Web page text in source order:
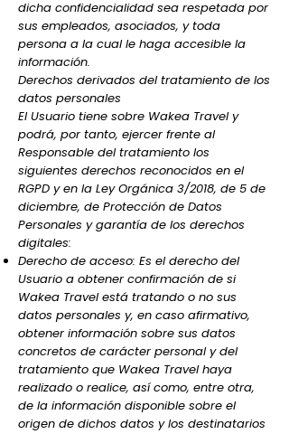
dicha confidencialidad sea respetada por
sus empleados, asociados, y toda
persona a la cual le haga accesible la
información.
Derechos derivados del tratamiento de los
datos personales
El Usuario tiene sobre Wakea Travel y
podrá, por tanto, ejercer frente al
Responsable del tratamiento los
siguientes derechos reconocidos en el
RGPD y en la Ley Orgánica 3/2018, de 5 de
diciembre, de Protección de Datos
Personales y garantía de los derechos
digitales:
Derecho de acceso: Es el derecho del
Usuario a obtener confirmación de si
Wakea Travel está tratando o no sus
datos personales y, en caso afirmativo,
obtener información sobre sus datos
concretos de carácter personal y del
tratamiento que Wakea Travel haya
realizado o realice, así como, entre otra,
de la información disponible sobre el
origen de dichos datos y los destinatarios